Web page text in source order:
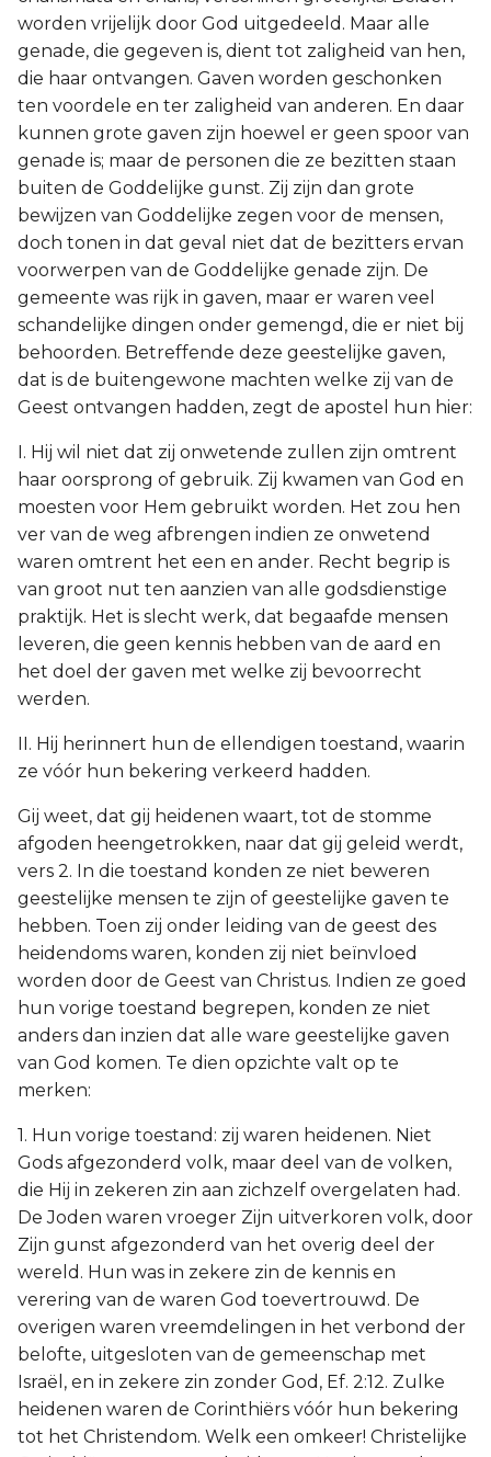
worden vrijelijk door God uitgedeeld. Maar alle
genade, die gegeven is, dient tot zaligheid van hen,
die haar ontvangen. Gaven worden geschonken
ten voordele en ter zaligheid van anderen. En daar
kunnen grote gaven zijn hoewel er geen spoor van
genade is; maar de personen die ze bezitten staan
buiten de Goddelijke gunst. Zij zijn dan grote
bewijzen van Goddelijke zegen voor de mensen,
doch tonen in dat geval niet dat de bezitters ervan
voorwerpen van de Goddelijke genade zijn. De
gemeente was rijk in gaven, maar er waren veel
schandelijke dingen onder gemengd, die er niet bij
behoorden. Betreffende deze geestelijke gaven,
dat is de buitengewone machten welke zij van de
Geest ontvangen hadden, zegt de apostel hun hier:
I. Hij wil niet dat zij onwetende zullen zijn omtrent
haar oorsprong of gebruik. Zij kwamen van God en
moesten voor Hem gebruikt worden. Het zou hen
ver van de weg afbrengen indien ze onwetend
waren omtrent het een en ander. Recht begrip is
van groot nut ten aanzien van alle godsdienstige
praktijk. Het is slecht werk, dat begaafde mensen
leveren, die geen kennis hebben van de aard en
het doel der gaven met welke zij bevoorrecht
werden.
II. Hij herinnert hun de ellendigen toestand, waarin
ze vóór hun bekering verkeerd hadden.
Gij weet, dat gij heidenen waart, tot de stomme
afgoden heengetrokken, naar dat gij geleid werdt,
vers 2. In die toestand konden ze niet beweren
geestelijke mensen te zijn of geestelijke gaven te
hebben. Toen zij onder leiding van de geest des
heidendoms waren, konden zij niet beïnvloed
worden door de Geest van Christus. Indien ze goed
hun vorige toestand begrepen, konden ze niet
anders dan inzien dat alle ware geestelijke gaven
van God komen. Te dien opzichte valt op te
merken:
1. Hun vorige toestand: zij waren heidenen. Niet
Gods afgezonderd volk, maar deel van de volken,
die Hij in zekeren zin aan zichzelf overgelaten had.
De Joden waren vroeger Zijn uitverkoren volk, door
Zijn gunst afgezonderd van het overig deel der
wereld. Hun was in zekere zin de kennis en
verering van de waren God toevertrouwd. De
overigen waren vreemdelingen in het verbond der
belofte, uitgesloten van de gemeenschap met
Israël, en in zekere zin zonder God, Ef. 2:12. Zulke
heidenen waren de Corinthiërs vóór hun bekering
tot het Christendom. Welk een omkeer! Christelijke